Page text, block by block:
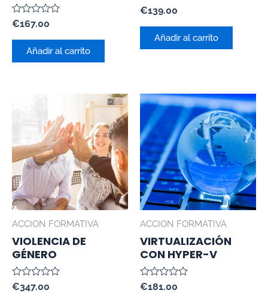
Valorado
0
€167.00
Añadir al carrito
Valorado
con
0
€139.00
Añadir al carrito
ACCION FORMATIVA
VIOLENCIA DE
GÉNERO
Valorado
con
€347.00
ACCION FORMATIVA
VIRTUALIZACIÓN
CON HYPER-V
Valorado
€181.00